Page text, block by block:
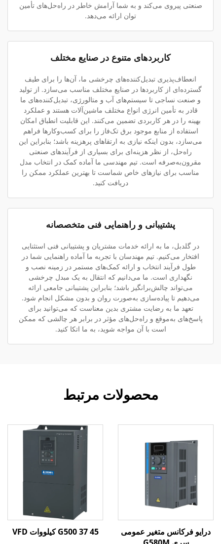
صنعتی پیروی می‌کند و به شما آرامش خاطر در راه‌حل‌های تأمین
توان ارائه می‌دهد.
کاربردهای متنوع در صنایع مختلف
انعطاف‌پذیری تبدیل‌کننده‌های چرخشی ما، آن‌ها را برای طیف
گسترده‌ای از کاربردها در صنایع مختلف مناسب می‌سازد. از تولید
و صنعت نساجی تا سیستم‌های آب و متالورژی، تبدیل‌کننده‌های ما
قادر به تأمین انرژی انواع مختلف ماشین‌آلات هستند و عملکرد
بهینه را در هر کاربردی تضمین می‌کنند. این قابلیت انطباق امکان
استفاده از منابع موجود برق تک‌فاز را برای کسب‌وکارها فراهم
می‌سازد، بدون اینکه نیازی به ارتقاهای پرهزینه باشد؛ بنابراین این
راه‌حل، از نظر هزینه‌ای برای بسیاری از فرآیندهای صنعتی
مقرون‌به‌صرفه است. تیم مهندسی ما آماده کمک در انتخاب مدل
مناسب برای نیازهای خاص شماست تا بهترین عملکرد ممکن را
دریافت کنید.
پشتیبانی و راهنمایی فنی متخصصانه
در گلدبل، ما به ارائه خدمات مشتریان و پشتیبانی فنی استثنایی
افتخار می‌کنیم. تیم مهندسان با تجربه ما آماده راهنمایی شما در
طول فرآیند انتخاب و ارائه کمک‌های مستمر در زمینه نصب و
نگهداری است. ما می‌دانیم که انتقال به یک مبدل چرخشی
می‌تواند چالش‌برانگیز باشد؛ بنابراین پشتیبانی جامعی ارائه
می‌دهیم تا پیاده‌سازی به‌صورت روان و بدون مشکل انجام شود.
تعهد ما به رضایت مشتری بدین معناست که می‌توانید برای
پاسخ‌های به‌موقع و راه‌حل‌های مؤثر در برابر هر چالشی که ممکن
است با آن مواجه شوید، به ما اتکا کنید.
محصولات مرتبط
درایو فرکانس متغیر عمومی
G500 37 45 کیلووات VFD